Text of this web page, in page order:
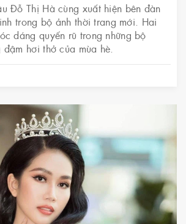
Đỗ Thị Hà cùng xuất hiện bên đàn
trong bộ ảnh thời trang mới. Hai
dáng quyến rũ trong những bộ
hơi thở của mùa hè.